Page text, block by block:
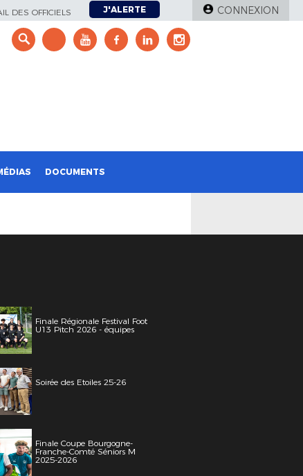
DES OFFICIELS J'ALERTE CONNEXION
DOCUMENTS
Finale Régionale Festival Foot
U13 Pitch 2026 - équipes
Soirée des Etoiles 25-26
Finale Coupe Bourgogne-
Franche-Comté Séniors M
2025-2026